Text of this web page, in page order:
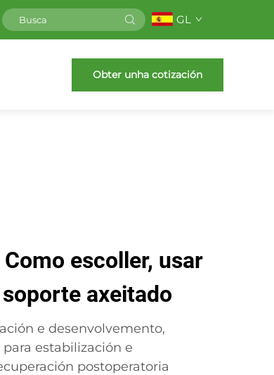
GL
Obter unha cotización
escoller, usar
axeitado
e desenvolvemento,
estabilización e
postoperatoria